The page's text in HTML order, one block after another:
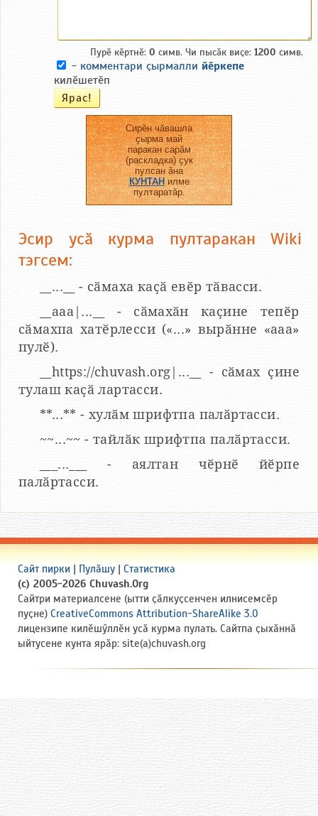
Пурӗ кӗртнӗ: 0 симв. Чи пысӑк виҫе: 1200 симв.
- комментари ҫырмалли йӗркепе
килӗшетӗп
Сирӗн чӑвашла
ҫырма май
паракан сарӑм
(раскладка) ҫук
пулсан ӑна
КУНТАНилме
пултаратӑр.
Эсир усӑ курма пултаракан Wiki
тэгсем:
__...__ - сӑмаха каҫӑ евӗр тӑвасси.
__aaa|...__ - сӑмахӑн каҫине тепӗр
сӑмахпа хатӗрлесси («...» вырӑнне «ааа»
пулӗ).
__https://chuvash.org|...__ - сӑмах ҫине
тулаш каҫӑ лартасси.
**...** - хулӑм шрифтпа палӑртасси.
~~...~~ - тайлӑк шрифтпа палӑртасси.
___...___ - аялтан чӗрнӗ йӗрпе
палӑртасси.
Сайт пирки | Пулӑшу | Статистика
(c) 2005-2026 Chuvash.Org
Сайтри материалсене (ытти ҫӑлкуҫсенчен илнисемсӗр
пуҫне) CreativeCommons Attribution-ShareAlike 3.0
лицензипе килӗшӳллӗн усӑ курма пулать. Сайтпа ҫыхӑннӑ
ыйтусене кунта ярӑр: site(a)chuvash.org